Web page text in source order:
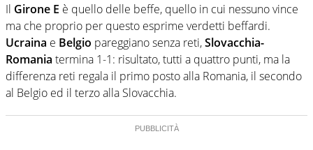
Il Girone E è quello delle beffe, quello in cui nessuno vince
ma che proprio per questo esprime verdetti beffardi.
Ucraina e Belgio pareggiano senza reti,Slovacchia-
Romania termina 1-1: risultato, tutti a quattro punti, ma la
differenza reti regala il primo posto alla Romania, il secondo
al Belgio ed il terzo alla Slovacchia.